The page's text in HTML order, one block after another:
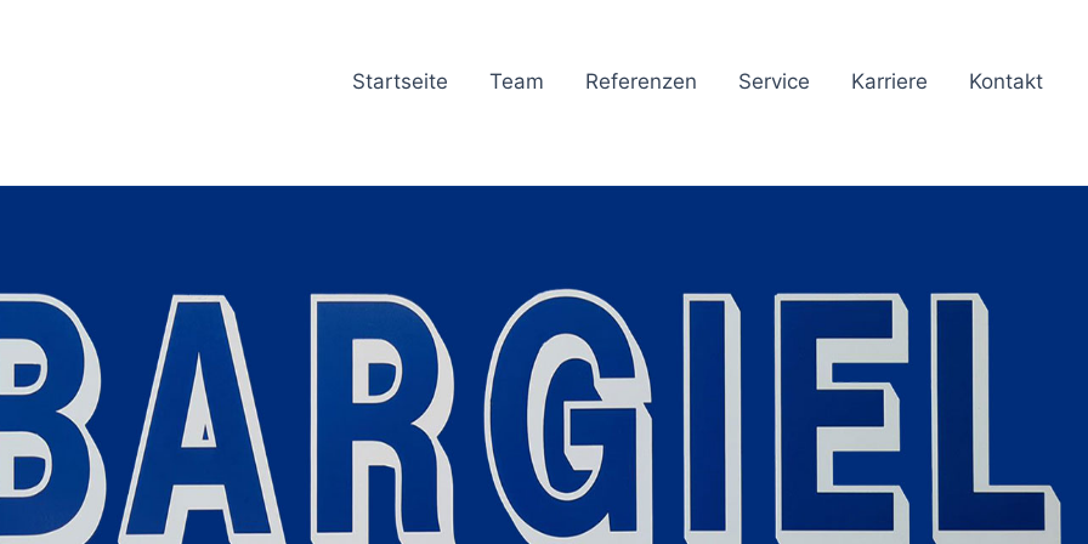
Startseite Team Referenzen Service Karriere Kontakt